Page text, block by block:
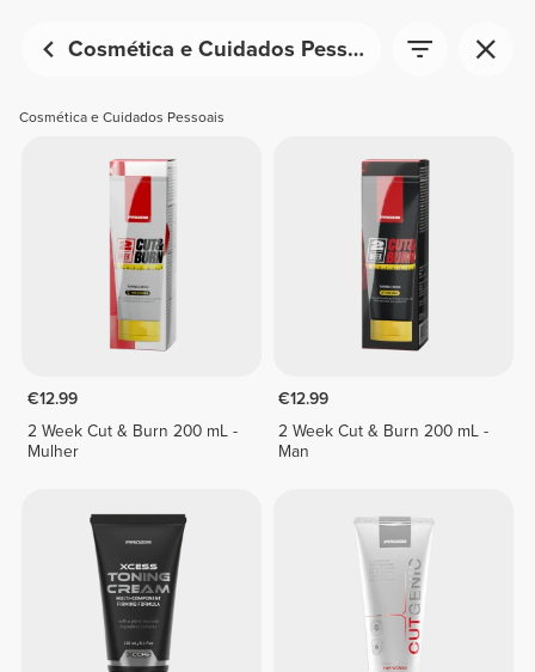
Cosmética e Cuidados Pessoais
Cosmética e Cuidados Pessoais
€12.99
2 Week Cut & Burn 200 mL -
Mulher
€12.99
2 Week Cut & Burn 200 mL -
Man